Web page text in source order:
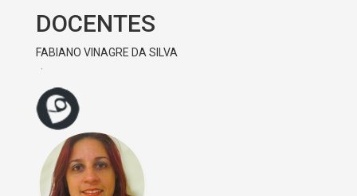
DOCENTES
FABIANO VINAGRE DA SILVA